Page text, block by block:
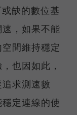
缺的數位基
，如果不能
間維持穩定
也因如此，
求測速數
定連線的使